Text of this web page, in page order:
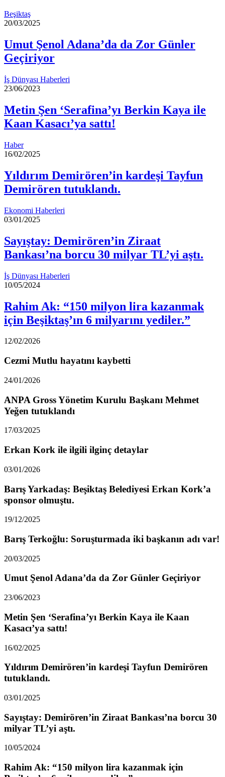
Beşiktaş
20/03/2025
Umut Şenol Adana’da da Zor Günler
Geçiriyor
İş Dünyası Haberleri
23/06/2023
Metin Şen ‘Serafina’yı Berkin Kaya ile
Kaan Kasacı’ya sattı!
Haber
16/02/2025
Yıldırım Demirören’in kardeşi Tayfun
Demirören tutuklandı.
Ekonomi Haberleri
03/01/2025
Sayıştay: Demirören’in Ziraat
Bankası’na borcu 30 milyar TL’yi aştı.
İş Dünyası Haberleri
10/05/2024
Rahim Ak: “150 milyon lira kazanmak
için Beşiktaş’ın 6 milyarını yediler.”
12/02/2026
Cezmi Mutlu hayatını kaybetti
24/01/2026
ANPA Gross Yönetim Kurulu Başkanı Mehmet
Yeğen tutuklandı
17/03/2025
Erkan Kork ile ilgili ilginç detaylar
03/01/2026
Barış Yarkadaş: Beşiktaş Belediyesi Erkan Kork’a
sponsor olmuştu.
19/12/2025
Barış Terkoğlu: Soruşturmada iki başkanın adı var!
20/03/2025
Umut Şenol Adana’da da Zor Günler Geçiriyor
23/06/2023
Metin Şen ‘Serafina’yı Berkin Kaya ile Kaan
Kasacı’ya sattı!
16/02/2025
Yıldırım Demirören’in kardeşi Tayfun Demirören
tutuklandı.
03/01/2025
Sayıştay: Demirören’in Ziraat Bankası’na borcu 30
milyar TL’yi aştı.
10/05/2024
Rahim Ak: “150 milyon lira kazanmak için